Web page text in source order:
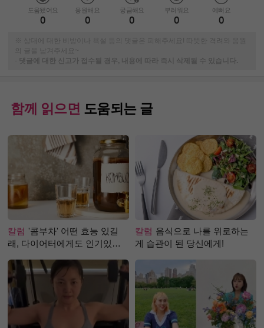
도움됐어요
0
응원해요
0
궁금해요
0
부러워요
0
예뻐요
0
※ 상대에 대한 비방이나 욕설 등의 댓글은 피해주세요! 따뜻한 격려와 응원
의 글을 남겨주세요~
-
댓글에 대한 신고가 접수될 경우, 내용에 따라 즉시 삭제될 수 있습니다.
함께 읽으면 도움되는 글
칼럼 '콤부차' 어떤 효능 있길
래, 다이어터에게도 인기있는
칼럼 음식으로 나를 위로하는
게 습관이 된 당신에게!